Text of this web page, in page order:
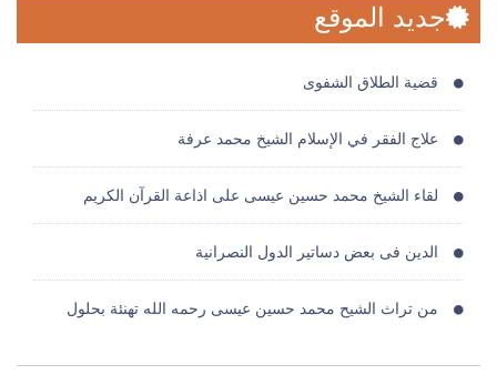
جديد الموقع
قضية الطلاق الشفوى
علاج الفقر في الإسلام الشيخ محمد عرفة
لقاء الشيخ محمد حسين عيسى على اذاعة القرآن الكريم
الدين فى بعض دساتير الدول النصرانية
من تراث الشيح محمد حسين عيسى رحمه الله تهنئة بحلول
قوة الايمان